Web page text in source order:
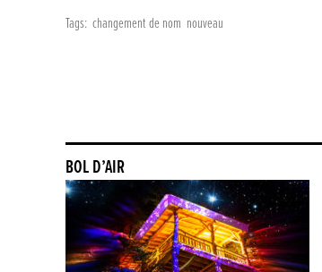
Tags: changement de nom nouveau
BOL D’AIR